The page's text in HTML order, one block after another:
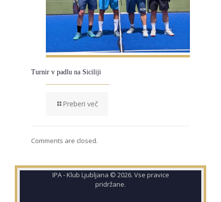
Turnir v padlu na Siciliji
Preberi več
Comments are closed.
IPA - Klub Ljubljana © 2026. Vse pravice
pridržane.